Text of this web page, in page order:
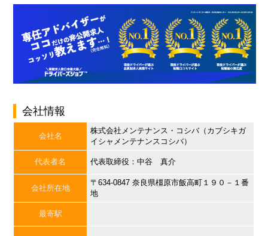
会社情報
会社名
株式会社メンテナンス・コシバ（カブシキガ
イシャメンテナンスコシバ）
代表者名 代表取締役：中谷 真介
会社所在地
〒634-0847 奈良県橿原市飯高町１９０－１番
地
最寄駅